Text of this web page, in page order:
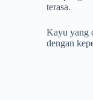
terasa.
Kayu yang
dengan